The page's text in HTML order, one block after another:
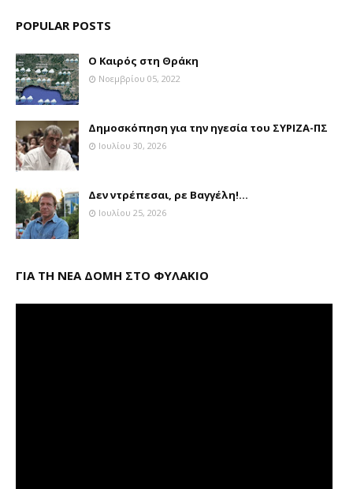
POPULAR POSTS
Ο Καιρός στη Θράκη
Νοεμβρίου 05, 2022
Δημοσκόπηση για την ηγεσία του ΣΥΡΙΖΑ-ΠΣ
Ιουλίου 30, 2026
Δεν ντρέπεσαι, ρε Βαγγέλη!...
Ιουλίου 25, 2026
ΓΙΑ ΤΗ ΝΕΑ ΔΟΜΗ ΣΤΟ ΦΥΛΑΚΙΟ